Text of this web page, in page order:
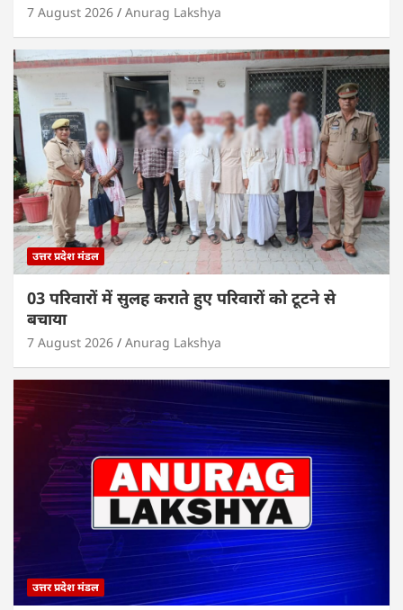
7 August 2026 Anurag Lakshya
उत्तर प्रदेश मंडल
03 परिवारों में सुलह कराते हुए परिवारों को टूटने से
बचाया
7 August 2026 Anurag Lakshya
उत्तर प्रदेश मंडल